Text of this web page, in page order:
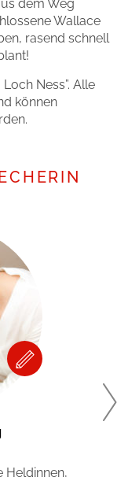
dem Weg
Wallace
rasend schnell
Ness”. Alle
können
Heldinnen,